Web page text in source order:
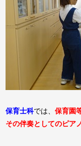
保育士科では、保育園
その伴奏としてのピア